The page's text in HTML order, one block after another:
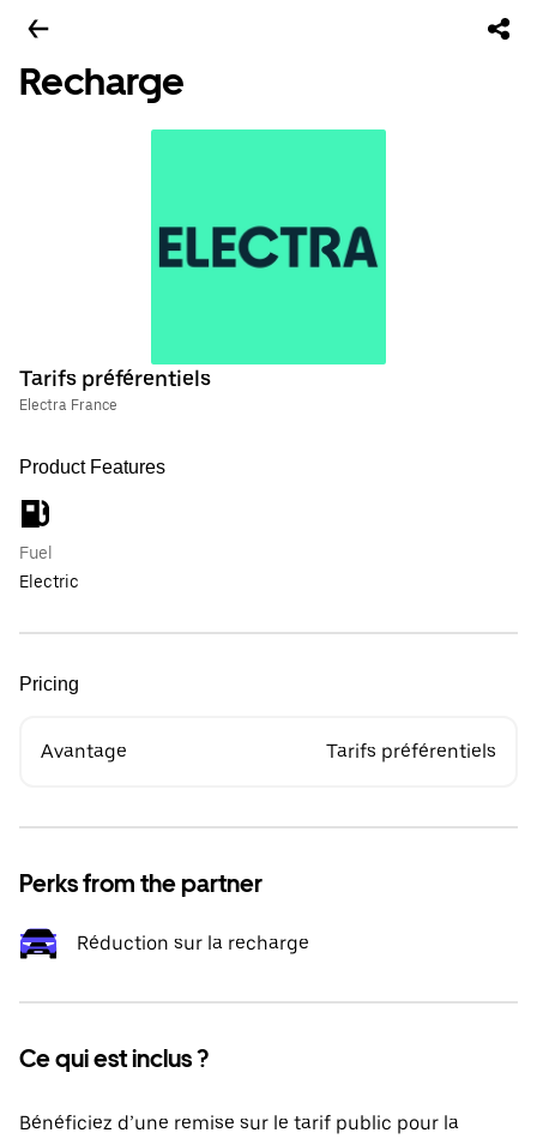
Recharge
Tarifs préférentiels
Electra France
Product Features
Fuel
Electric
Pricing
Avantage Tarifs préférentiels
Perks from the partner
Réduction sur la recharge
Ce qui est inclus ?
Bénéficiez d’une remise sur le tarif public pour la